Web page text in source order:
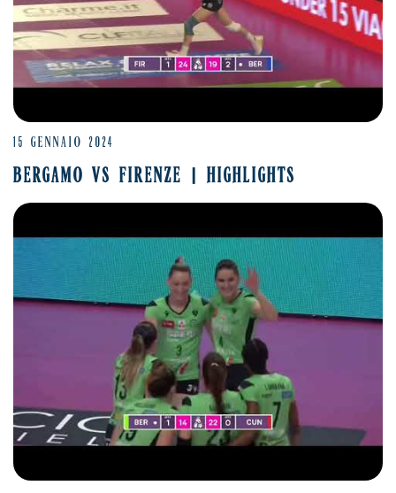
15 GENNAIO 2024
BERGAMO VS FIRENZE | HIGHLIGHTS